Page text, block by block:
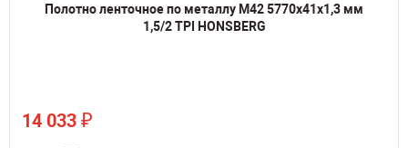
Полотно ленточное по металлу M42 5770х41х1,3 мм
1,5/2 TPI HONSBERG
14 033 ₽